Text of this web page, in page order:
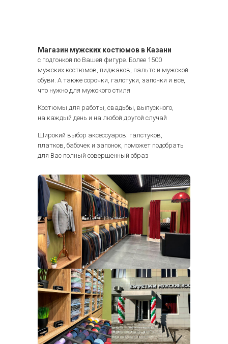
с подгонкой по Вашей фигуре. Более 1500
мужских костюмов, пиджаков, пальто и мужской
обуви. А также сорочки, галстуки, запонки и все,
что нужно для мужского стиля
Костюмы для работы, свадьбы, выпускного,
на каждый день и на любой другой случай
Широкий выбор аксессуаров: галстуков,
платков, бабочек и запонок, поможет подобрать
для Вас полный совершенный образ
Магазин мужских костюмов в Казани